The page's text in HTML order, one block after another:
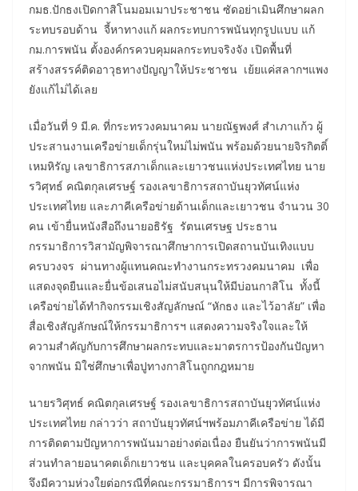
กมธ.ปักธงเปิดกาสิโนมอมเมาประชาชน ซัดอย่าเมินศึกษาผลก
ระทบรอบด้าน จี้หาทางแก้ ผลกระทบการพนันทุกรูปแบบ แก้
กม.การพนัน ตั้งองค์กรควบคุมผลกระทบจริงจัง เปิดพื้นที่
สร้างสรรค์ติดอาวุธทางปัญญาให้ประชาชน เย้ยแค่สลากฯแพง
ยังแก้ไม่ได้เลย
เมื่อวันที่ 9 มี.ค. ที่กระทรวงคมนาคม นายณัฐพงศ์ สำเภาแก้ว ผู้
ประสานงานเครือข่ายเด็กรุ่นใหม่ไม่พนัน พร้อมด้วยนายจิรกิตติ์
เหมหิรัญ เลขาธิการสภาเด็กและเยาวชนแห่งประเทศไทย นาย
รวิศุทธ์ คณิตกุลเศรษฐ์ รองเลขาธิการสถาบันยุวทัศน์แห่ง
ประเทศไทย และภาคีเครือข่ายด้านเด็กและเยาวชน จำนวน 30
คน เข้ายื่นหนังสือถึงนายอธิรัฐ รัตนเศรษฐ ประธาน
กรรมาธิการวิสามัญพิจารณาศึกษาการเปิดสถานบันเทิงแบบ
ครบวงจร ผ่านทางผู้แทนคณะทำงานกระทรวงคมนาคม เพื่อ
แสดงจุดยืนและยื่นข้อเสนอไม่สนับสนุนให้มีบ่อนกาสิโน ทั้งนี้
เครือข่ายได้ทำกิจกรรมเชิงสัญลักษณ์ “หักธง และไว้อาลัย” เพื่อ
สื่อเชิงสัญลักษณ์ให้กรรมาธิการฯ แสดงความจริงใจและให้
ความสำคัญกับการศึกษาผลกระทบและมาตรการป้องกันปัญหา
จากพนัน มิใช่ศึกษาเพื่อปูทางกาสิโนถูกกฎหมาย
นายรวิศุทธ์ คณิตกุลเศรษฐ์ รองเลขาธิการสถาบันยุวทัศน์แห่ง
ประเทศไทย กล่าวว่า สถาบันยุวทัศน์ฯพร้อมภาคีเครือข่าย ได้มี
การติดตามปัญหาการพนันมาอย่างต่อเนื่อง ยืนยันว่าการพนันมี
ส่วนทำลายอนาคตเด็กเยาวชน และบุคคลในครอบครัว ดังนั้น
จึงมีความห่วงใยต่อกรณีที่คณะกรรมาธิการฯ มีการพิจารณา